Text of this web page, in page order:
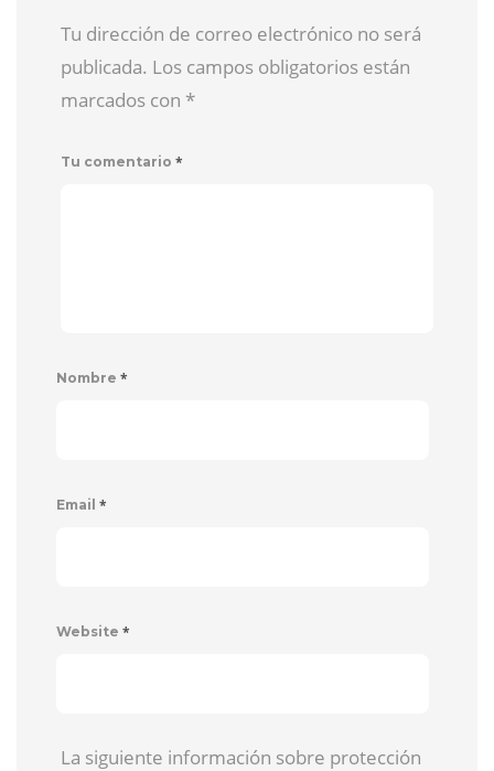
Tu dirección de correo electrónico no será
publicada. Los campos obligatorios están
marcados con *
Tu comentario *
Nombre *
Email *
Website *
La siguiente información sobre protección